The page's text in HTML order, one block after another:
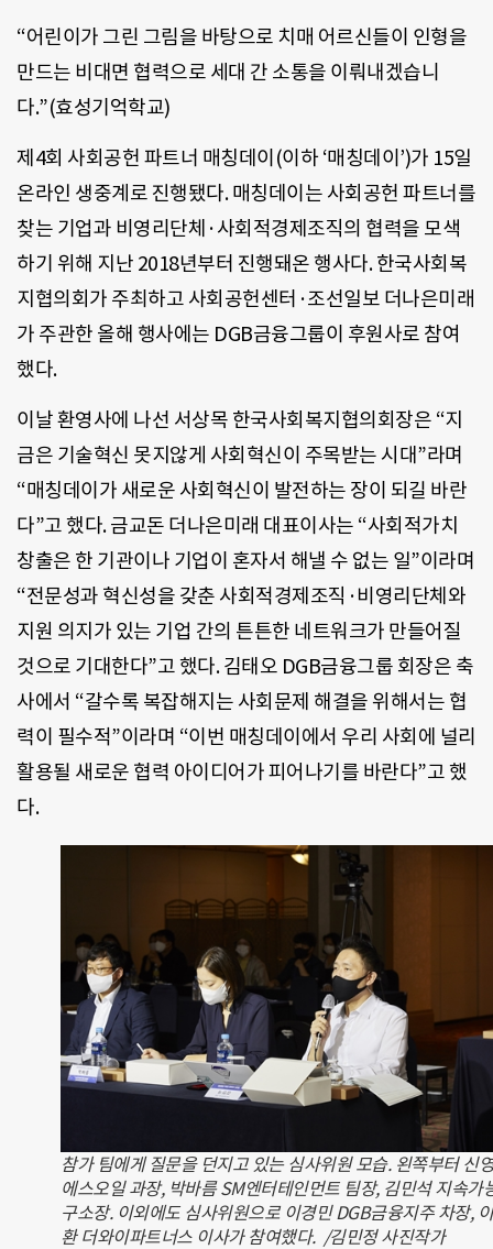
“어린이가 그린 그림을 바탕으로 치매 어르신들이 인형을
만드는 비대면 협력으로 세대 간 소통을 이뤄내겠습니
다.”(효성기억학교)
제 4회 사회공헌 파트너 매칭데이 (이하‘매칭데이 ’)가 15일
온라인 생중계로 진행됐다.매칭데이는 사회공헌 파트너를
찾는 기업과 비영리단체·사회적경제조직의 협력을 모색
하기 위해 지난 2018년부터 진행돼온 행사다.한국사회복
지협의회가 주최하고 사회공헌센터·조선일보 더나은미래
가 주관한 올해 행사에는 DGB금융그룹이 후원사로 참여
했다.
이날 환영사에 나선 서상목 한국사회복지협의회장은 “지
금은 기술혁신 못지않게 사회혁신이 주목받는 시대”라며
“매칭데이가 새로운 사회혁신이 발전하는 장이 되길 바란
다”고 했다.금교돈 더나은미래 대표이사는 “사회적가치
창출은 한 기관이나 기업이 혼자서 해낼 수 없는 일”이라며
“전문성과 혁신성을 갖춘 사회적경제조직·비영리단체와
지원 의지가 있는 기업 간의 튼튼한 네트워크가 만들어질
것으로 기대한다”고 했다.김태오 DGB금융그룹 회장은 축
사에서 “갈수록 복잡해지는 사회문제 해결을 위해서는 협
력이 필수적”이라며 “이번 매칭데이에서 우리 사회에 널리
활용될 새로운 협력 아이디어가 피어나기를 바란다”고 했
다.
참가 팀에게 질문을 던지고 있는 심사위원 모습. 왼쪽부터 신
에스오일 과장, 박바름 SM엔터테인먼트 팀장, 김민석 지속가
구소장. 이외에도 심사위원으로 이경민 DGB금융지주 차장,
환 더와이파트너스 이사가 참여했다. /김민정 사진작가